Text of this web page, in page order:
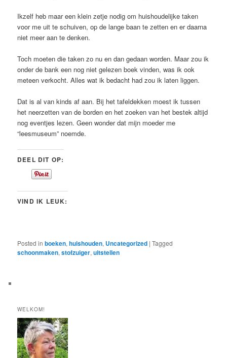
Ikzelf heb maar een klein zetje nodig om huishoudelijke taken
voor me uit te schuiven, op de lange baan te zetten en er daarna
niet meer aan te denken.
Toch moeten die taken zo nu en dan gedaan worden. Maar zou ik
onder de bank een nog niet gelezen boek vinden, was ik ook
meteen verkocht. Alles wat ik bedacht had zou ik laten liggen.
Dat is al van kinds af aan. Bij het tafeldekken moest ik tussen
het neerzetten van de borden en het zoeken van het bestek altijd
nog eventjes lezen. Geen wonder dat mijn moeder me
“leesmuseum” noemde.
DEEL DIT OP:
VIND IK LEUK:
Posted in boeken,huishouden, Uncategorized |Tagged
schoonmaken,stofzuiger,uitstellen
WELKOM!